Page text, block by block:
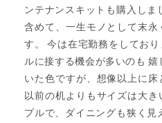
ンテナンスキットも購入しま
含めて、一生モノとして末
す。 今は在宅勤務をしてお
ルに接する機会が多いのも
いた色ですが、想像以上に床
以前の机よりもサイズは大
プルで、ダイニングも狭く見